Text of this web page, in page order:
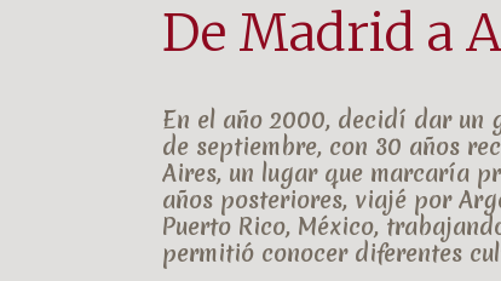
De Madrid a
En el año 2000, decidí dar un
de septiembre, con 30 años
Aires, un lugar que marcaría
años posteriores, viajé por
Puerto Rico, México,
permitió conocer diferentes